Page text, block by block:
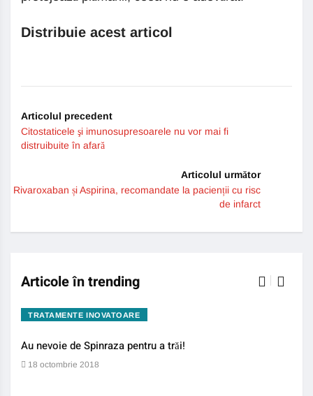
Distribuie acest articol
Articolul precedent
Citostaticele şi imunosupresoarele nu vor mai fi
distruibuite în afară
Articolul următor
Rivaroxaban și Aspirina, recomandate la pacienții cu risc
de infarct
Articole în trending
TRATAMENTE INOVATOARE
Au nevoie de Spinraza pentru a trăi!
18 octombrie 2018